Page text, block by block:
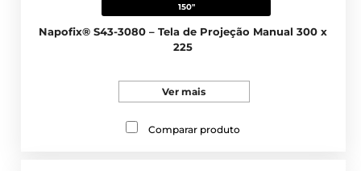
150"
Napofix® S43-3080 – Tela de Projeção Manual 300 x
225
Ver mais
Comparar produto